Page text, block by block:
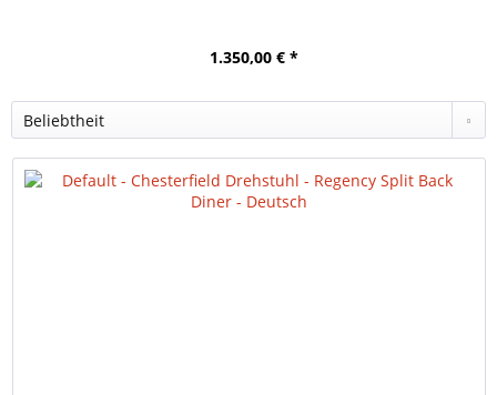
1.350,00 € *
Beliebtheit